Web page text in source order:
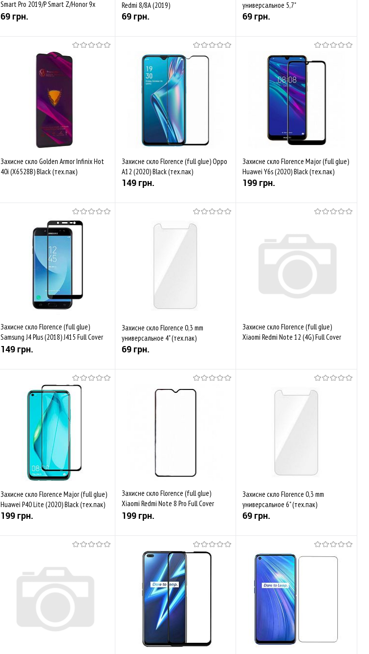
Smart Pro 2019/P Smart Z/Honor 9x
(тех.пак)
69 грн.
Купити
До обраного
Порівняти
Redmi 8/8A (2019)
69 грн.
До обраного
Закінчується
универсальное 5,7"
69 грн.
До обраного
В наявності
Захисне скло Golden Armor Infinix Hot
40i (X6528B) Black (тех.пак)
Захисне скло Florence (full glue) Oppo
A12 (2020) Black (тех.пак)
149 грн.
Захисне скло Florence Major (full glue)
Huawei Y6s (2020) Black (тех.пак)
199 грн.
До обраного
Порівняти
Закінчується
Захисне скло Florence (full glue)
Samsung J4 Plus (2018) J415 Full Cover
Black (тех.пак)
149 грн.
Купити
Закінчується
Захисне скло Florence 0,3 mm
универсальное 4" (тех.пак)
69 грн.
До обраного
Захисне скло Florence (full glue)
Xiaomi Redmi Note 12 (4G) Full Cover
Захисне скло Florence Major (full glue)
Huawei P40 Lite (2020) Black (тех.пак)
199 грн.
До обраного
Порівняти
В наявності
Захисне скло Florence (full glue)
Xiaomi Redmi Note 8 Pro Full Cover
Black
199 грн.
Купити
До обраного
Закінчується
Захисне скло Florence 0,3 mm
универсальное 6" (тех.пак)
69 грн.
До обраного
В наявності